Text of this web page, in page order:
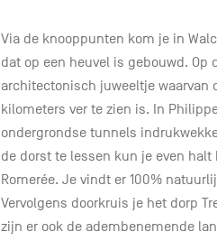
Via de knooppunten kom je in
dat op een heuvel is gebouwd.
architectonisch juweeltje waarvan
kilometers ver te zien is. In
ondergrondse tunnels
de dorst te lessen kun je even
Romerée. Je vindt er 100%
Vervolgens doorkruis je het dorp
zijn er ook de adembenemende